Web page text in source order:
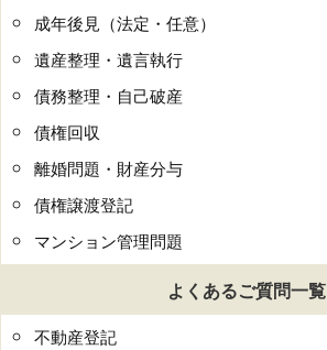
成年後見（法定・任意）
遺産整理・遺言執行
債務整理・自己破産
債権回収
離婚問題・財産分与
債権譲渡登記
マンション管理問題
よくあるご質問一覧
不動産登記